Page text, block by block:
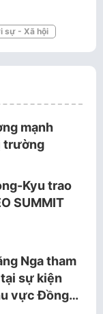
sự - Xã hội
mạnh
trường
Kyu trao
SUMMIT
Nga tham
sự kiện
vực Đồng…